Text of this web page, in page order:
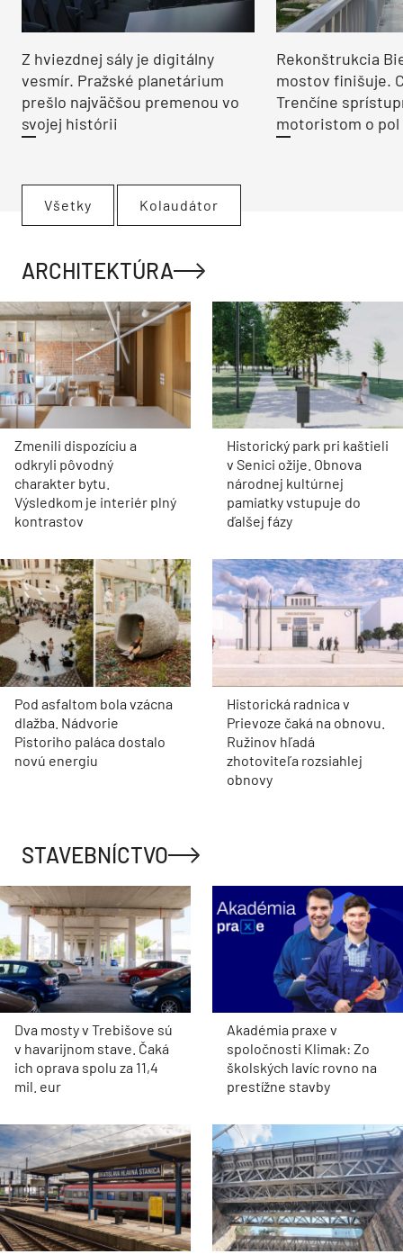
Z hviezdnej sály je digitálny
vesmír. Pražské planetárium
prešlo najväčšou premenou vo
svojej histórii
Rekonštrukcia
mostov finišuje.
Trenčíne
motoristom o pol
Všetky Kolaudátor
ARCHITEKTÚRA
Zmenili dispozíciu a
odkryli pôvodný
charakter bytu.
Výsledkom je interiér plný
kontrastov
Historický park pri kaštieli
v Senici ožije. Obnova
národnej kultúrnej
pamiatky vstupuje do
ďalšej fázy
Pod asfaltom bola vzácna
dlažba. Nádvorie
Pistoriho paláca dostalo
novú energiu
Historická radnica v
Prievoze čaká na obnovu.
Ružinov hľadá
zhotoviteľa rozsiahlej
obnovy
STAVEBNÍCTVO
Dva mosty v Trebišove sú
v havarijnom stave. Čaká
ich oprava spolu za 11,4
mil. eur
Akadémia praxe v
spoločnosti Klimak: Zo
školských lavíc rovno na
prestížne stavby